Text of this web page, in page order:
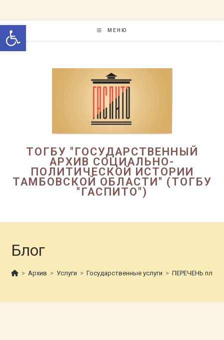
Открыть панель
содержимому
МЕНЮ
ТОГБУ "ГОСУДАРСТВЕННЫЙ
АРХИВ СОЦИАЛЬНО-
ПОЛИТИЧЕСКОЙ ИСТОРИИ
ТАМБОВСКОЙ ОБЛАСТИ" (ТОГБУ
"ГАСПИТО")
Блог
> Архив > Услуги > Государственные услуги > ПЕРЕЧЕНЬ